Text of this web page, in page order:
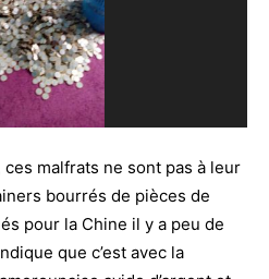
ces malfrats ne sont pas à leur
bourrés de pièces de
pour la Chine il y a peu de
que c’est avec la